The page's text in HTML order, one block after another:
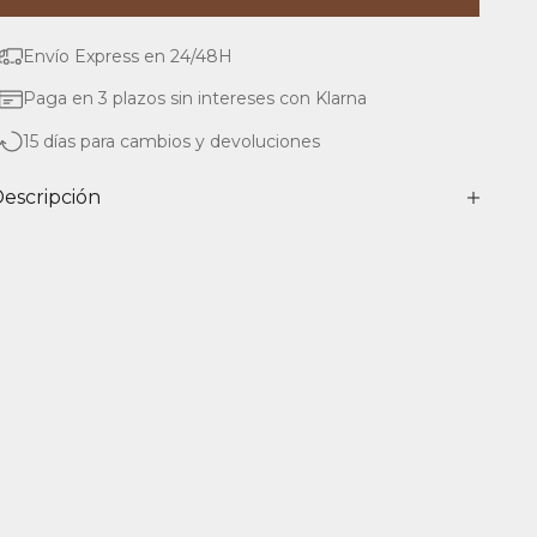
Envío Express en 24/48H
Paga en 3 plazos sin intereses con Klarna
15 días para cambios y devoluciones